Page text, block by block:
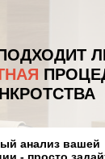
анализ вашей